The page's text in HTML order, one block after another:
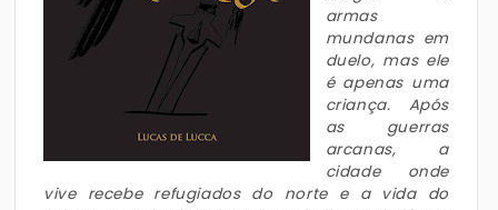
armas
mundanas em
duelo, mas ele
é apenas uma
criança. Após
as guerras
arcanas, a
cidade onde
vive recebe refugiados do norte e a vida do